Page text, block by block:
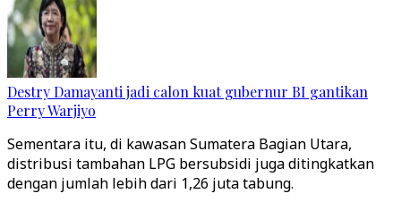
Destry Damayanti jadi calon kuat gubernur BI gantikan
Perry Warjiyo
Sementara itu, di kawasan Sumatera Bagian Utara,
distribusi tambahan LPG bersubsidi juga ditingkatkan
dengan jumlah lebih dari 1,26 juta tabung.